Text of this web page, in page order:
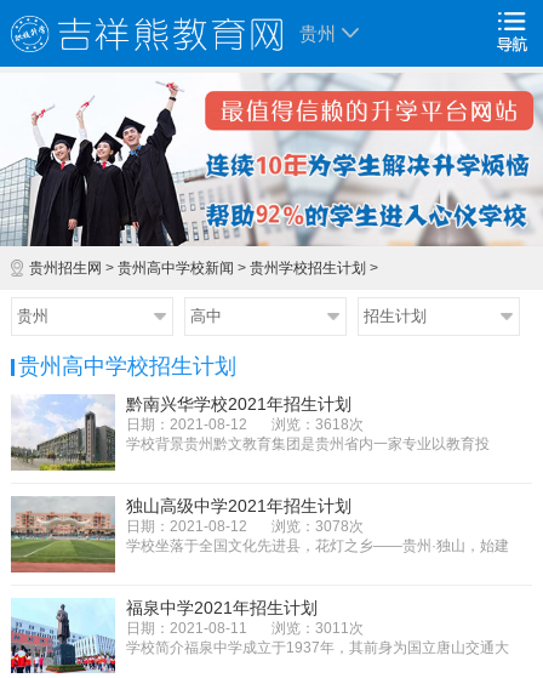
贵州
贵州招生网 > 贵州高中学校新闻 > 贵州学校招生计划 >
贵州 高中 招生计划
贵州高中学校招生计划
黔南兴华学校2021年招生计划
日期：2021-08-12
浏览：3618次
学校背景贵州黔文教育集团是贵州省内一家专业以教育投
独山高级中学2021年招生计划
日期：2021-08-12
浏览：3078次
学校坐落于全国文化先进县，花灯之乡——贵州·独山，始建
福泉中学2021年招生计划
日期：2021-08-11
浏览：3011次
学校简介福泉中学成立于1937年，其前身为国立唐山交通大